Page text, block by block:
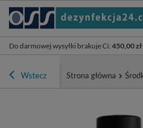
Do darmowej wysyłki brakuje Ci: 450,00 zł
Wstecz Strona główna